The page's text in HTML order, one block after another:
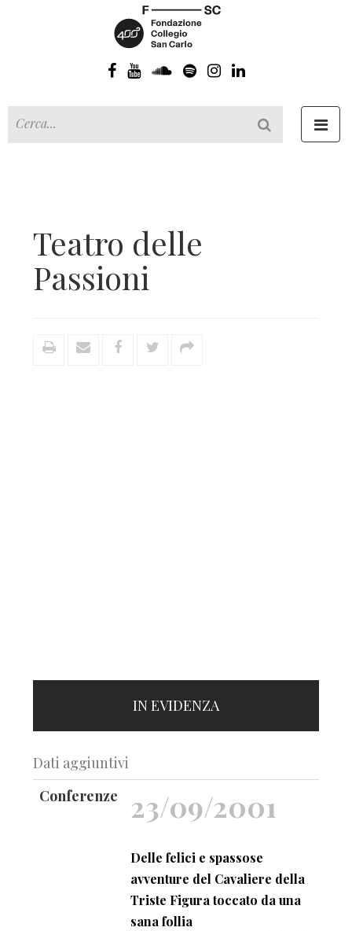
Teatro delle
Passioni
IN EVIDENZA
Dati aggiuntivi
Conferenze
23/09/2001
Delle felici e spassose
avventure del Cavaliere della
Triste Figura toccato da una
sana follia